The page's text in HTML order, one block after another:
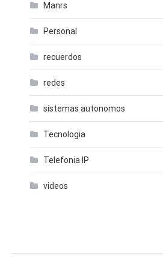
Manrs
Personal
recuerdos
redes
sistemas autonomos
Tecnologia
Telefonia IP
videos